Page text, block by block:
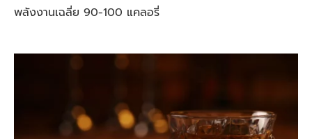
พลังงานเฉลี่ย 90-100 แคลอรี่